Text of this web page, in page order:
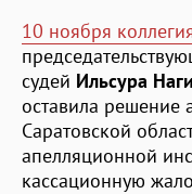
10 ноября
судей Ильсура
оставила решение
Саратовской
апелляционной
кассационную